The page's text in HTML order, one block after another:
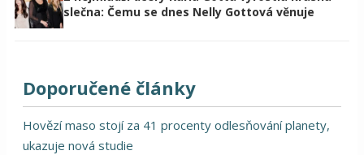
slečna: Čemu se dnes Nelly Gottová věnuje
Doporučené články
Hovězí maso stojí za 41 procenty odlesňování planety,
ukazuje nová studie